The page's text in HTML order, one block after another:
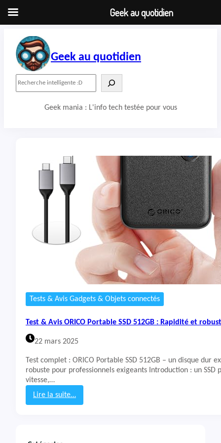
contenu
Geek au quotidien
Geek mania : L'info tech testée pour vous
Tests & Avis Gadgets & Objets connectés
Test & Avis ORICO Portable SSD 512GB : Rapidité et
22 mars 2025
Test complet : ORICO Portable SSD 512GB – un disque dur
robuste pour professionnels exigeants Introduction : un SSD
vitesse,…
Lire la suite…
:
Geek au quotidien